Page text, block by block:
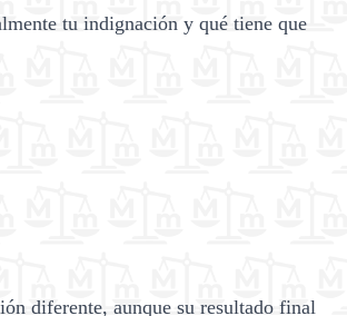
tu indignación y qué tiene que
diferente, aunque su resultado final